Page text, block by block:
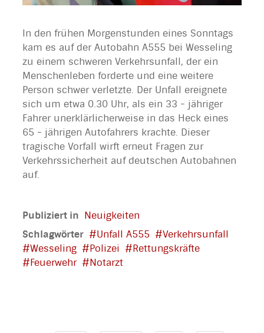
In den frühen Morgenstunden eines Sonntags
kam es auf der Autobahn A555 bei Wesseling
zu einem schweren Verkehrsunfall, der ein
Menschenleben forderte und eine weitere
Person schwer verletzte. Der Unfall ereignete
sich um etwa 0.30 Uhr, als ein 33 - jähriger
Fahrer unerklärlicherweise in das Heck eines
65 - jährigen Autofahrers krachte. Dieser
tragische Vorfall wirft erneut Fragen zur
Verkehrssicherheit auf deutschen Autobahnen
auf.
Publiziert in Neuigkeiten
Schlagwörter
Unfall A555
Verkehrsunfall
Wesseling
Polizei
Rettungskräfte
Feuerwehr
Notarzt